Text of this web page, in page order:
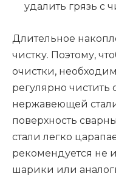
удалить грязь с
Длительное
чистку. Поэтому,
очистки,
регулярно чистить
нержавеющей
поверхность
стали легко
рекомендуется не
шарики или